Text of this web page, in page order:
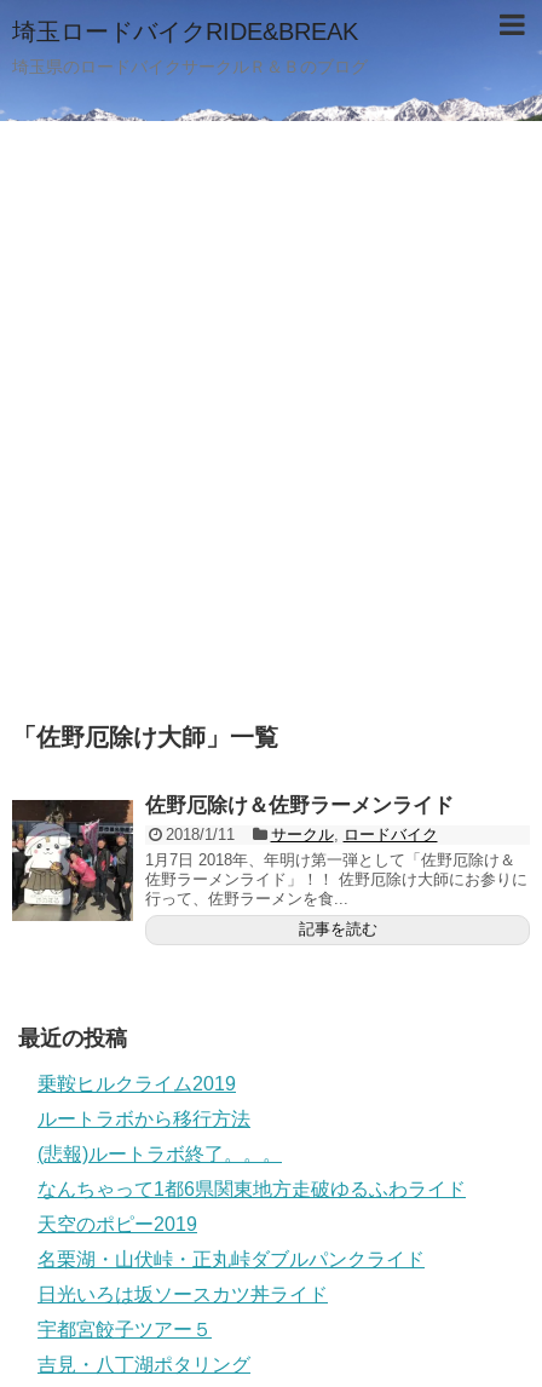
埼玉ロードバイクRIDE&BREAK
埼玉県のロードバイクサークルＲ＆Ｂのブログ
「 佐野厄除け大師 」 一覧
佐野厄除け＆佐野ラーメンライド
2018/1/11 サークル,
ロードバイク
1月7日 2018年、年明け第一弾として「佐野厄除け＆
佐野ラーメンライド」！！ 佐野厄除け大師にお参りに
行って、佐野ラーメンを食...
記事を読む
最近の投稿
乗鞍ヒルクライム2019
ルートラボから移行方法
(悲報)ルートラボ終了。。。
なんちゃって1都6県関東地方走破ゆるふわライド
天空のポピー2019
名栗湖・山伏峠・正丸峠ダブルパンクライド
日光いろは坂ソースカツ丼ライド
宇都宮餃子ツアー５
吉見・八丁湖ポタリング